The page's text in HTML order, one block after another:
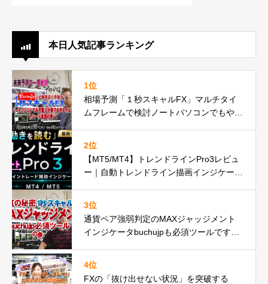
本日人気記事ランキング
1位
相場予測「１秒スキャルFX」マルチタイ
ムフレームで検討ノートパソコンでもやれ
2位
【MT5/MT4】トレンドラインPro3レビュ
ー｜自動トレンドライン描画インジケータ
3位
通貨ペア強弱判定のMAXジャッジメント
インジケータbuchujpも必須ツールですの
4位
FXの「抜け出せない状況」を突破する